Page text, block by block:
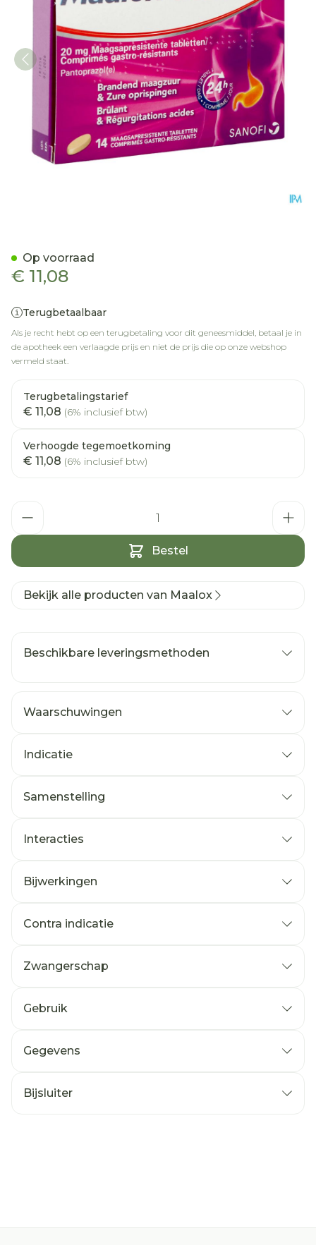
€ 11,08
Terugbetaalbaar
Als je recht hebt op een terugbetaling voor dit geneesmiddel, betaal je in
de apotheek een verlaagde prijs en niet de prijs die op onze webshop
vermeld staat.
Terugbetalingstarief
€ 11,08 (6% inclusief btw)
Verhoogde tegemoetkoming
€ 11,08 (6% inclusief btw)
Bestel
Op voorraad
Bekijk alle producten van Maalox
Beschikbare leveringsmethoden
Waarschuwingen
Indicatie
Samenstelling
Interacties
Bijwerkingen
Contra indicatie
Zwangerschap
Gebruik
Gegevens
Bijsluiter